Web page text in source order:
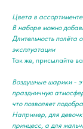
Цвета в ассортименте
В наборе можно
Длительность полёта
эксплуатации
Так же, присылайте
Воздушные шарики -
праздничную
что позволяет
Например, для
принцесс, а для